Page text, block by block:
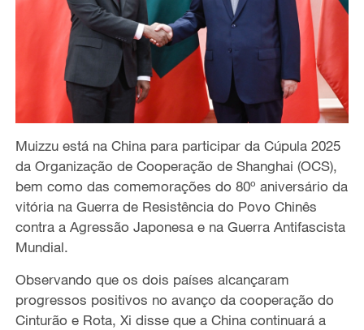
Muizzu está na China para participar da Cúpula 2025
da Organização de Cooperação de Shanghai (OCS),
bem como das comemorações do 80º aniversário da
vitória na Guerra de Resistência do Povo Chinês
contra a Agressão Japonesa e na Guerra Antifascista
Mundial.
Observando que os dois países alcançaram
progressos positivos no avanço da cooperação do
Cinturão e Rota, Xi disse que a China continuará a